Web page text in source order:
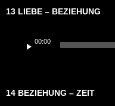
13 LIEBE – BEZIEHUNG
Player
00:00
14 BEZIEHUNG – ZEIT